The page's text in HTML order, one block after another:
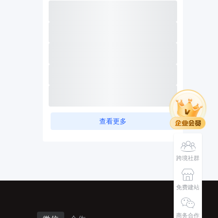
查看更多
跨境社群
免费建站
商务合作